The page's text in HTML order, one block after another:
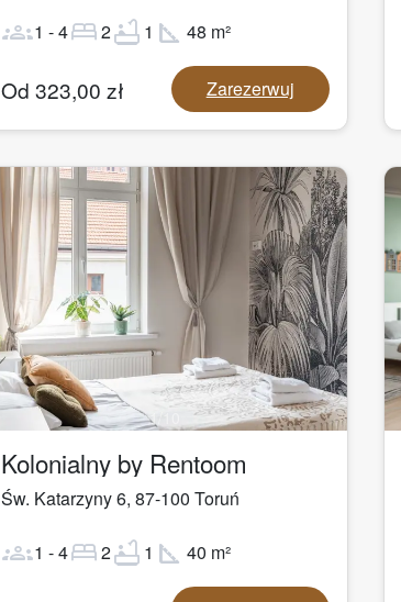
groups1 -4bed2bathtub 1 square_foot 48 m²
Od 323,00 zł Zarezerwuj
1
Kolonialny by Rentoom
Św. Katarzyny 6, 87-100 Toruń
groups1 -4bed2bathtub 1 square_foot 40 m²